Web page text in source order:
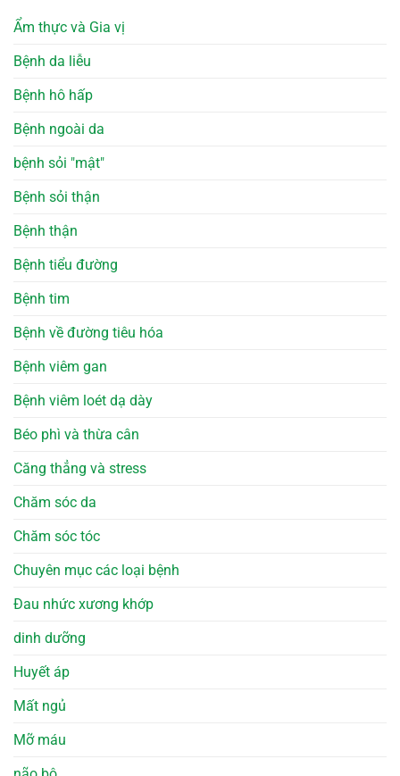
Ẩm thực và Gia vị
Bệnh da liễu
Bệnh hô hấp
Bệnh ngoài da
bệnh sỏi "mật"
Bệnh sỏi thận
Bệnh thận
Bệnh tiểu đường
Bệnh tim
Bệnh về đường tiêu hóa
Bệnh viêm gan
Bệnh viêm loét dạ dày
Béo phì và thừa cân
Căng thẳng và stress
Chăm sóc da
Chăm sóc tóc
Chuyên mục các loại bệnh
Đau nhức xương khớp
dinh dưỡng
Huyết áp
Mất ngủ
Mỡ máu